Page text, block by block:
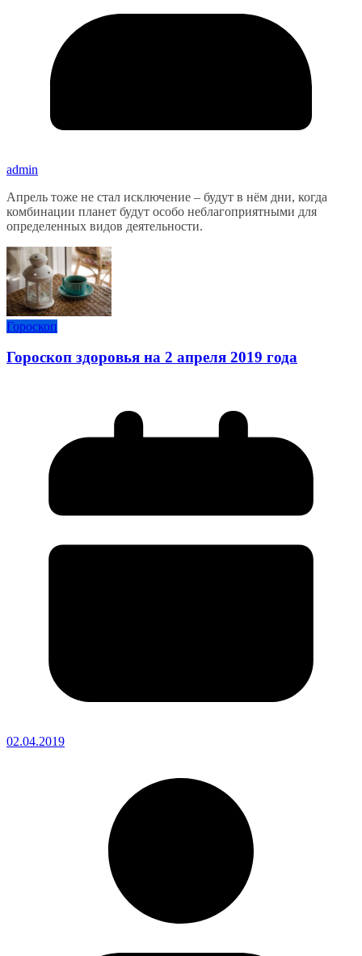
admin
Апрель тоже не стал исключение – будут в нём дни, когда
комбинации планет будут особо неблагоприятными для
определенных видов деятельности.
Гороскоп
Гороскоп здоровья на 2 апреля 2019 года
02.04.2019